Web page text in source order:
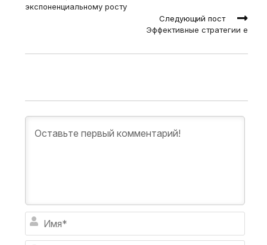
экспоненциальному росту
Следующий пост
Эффективные стратегии е
я